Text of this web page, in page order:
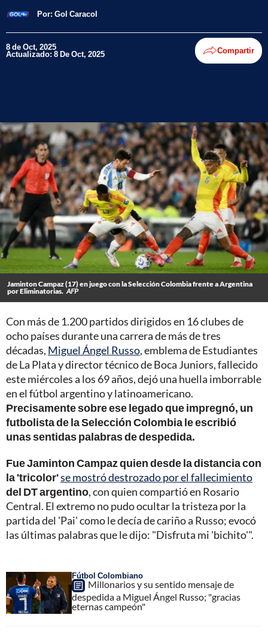
Por: Gol Caracol
8 de Oct, 2025
Actualizado: 8 De Oct, 2025 Compartir
Jaminton Campaz (17) en juego con la Selección Colombia frente a Argentina
por Eliminatorias. AFP
Con más de 1.200 partidos dirigidos en 16 clubes de
ocho países durante una carrera de más de tres
décadas, Miguel Ángel Russo, emblema de Estudiantes
de La Plata y director técnico de Boca Juniors, fallecido
este miércoles a los 69 años, dejó una huella imborrable
en el fútbol argentino y latinoamericano.
Precisamente sobre ese legado que impregnó, un
futbolista de la Selección Colombia le escribió
unas sentidas palabras de despedida.
Fue Jaminton Campaz quien desde la distancia con
la 'tricolor'se mostró destrozado por el fallecimiento
del DT argentino, con quien compartió en Rosario
Central. El extremo no pudo ocultar la tristeza por la
partida del 'Pai' como le decía de cariño a Russo; evocó
las últimas palabras que le dijo: "Disfruta mi 'bichito'".
Fútbol Colombiano
Millonarios y su sentido mensaje de
despedida a Miguel Ángel Russo; "gracias
eternas campeón"